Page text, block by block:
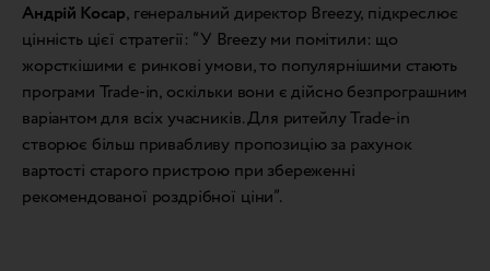
Андрій Косар, генеральний директор Breezy, підкреслює
цінність цієї стратегії: “У Breezy ми помітили: що
жорсткішими є ринкові умови, то популярнішими стають
програми Trade-in, оскільки вони є дійсно безпрограшним
варіантом для всіх учасників. Для ритейлу Trade-in
створює більш привабливу пропозицію за рахунок
вартості старого пристрою при збереженні
рекомендованої роздрібної ціни”.